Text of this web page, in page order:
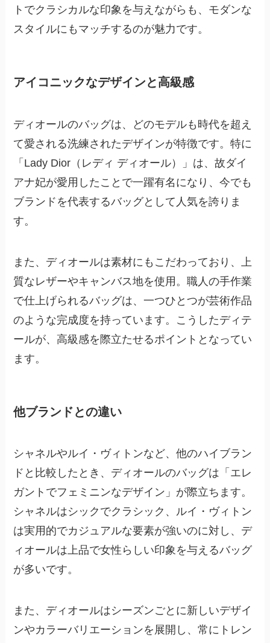
トでクラシカルな印象を与えながらも、モダンな
スタイルにもマッチするのが魅力です。
アイコニックなデザインと高級感
ディオールのバッグは、どのモデルも時代を超え
て愛される洗練されたデザインが特徴です。特に
「Lady Dior（レディ ディオール）」は、故ダイ
アナ妃が愛用したことで一躍有名になり、今でも
ブランドを代表するバッグとして人気を誇りま
す。
また、ディオールは素材にもこだわっており、上
質なレザーやキャンバス地を使用。職人の手作業
で仕上げられるバッグは、一つひとつが芸術作品
のような完成度を持っています。こうしたディテ
ールが、高級感を際立たせるポイントとなってい
ます。
他ブランドとの違い
シャネルやルイ・ヴィトンなど、他のハイブラン
ドと比較したとき、ディオールのバッグは「エレ
ガントでフェミニンなデザイン」が際立ちます。
シャネルはシックでクラシック、ルイ・ヴィトン
は実用的でカジュアルな要素が強いのに対し、デ
ィオールは上品で女性らしい印象を与えるバッグ
が多いです。
また、ディオールはシーズンごとに新しいデザイ
ンやカラーバリエーションを展開し、常にトレン